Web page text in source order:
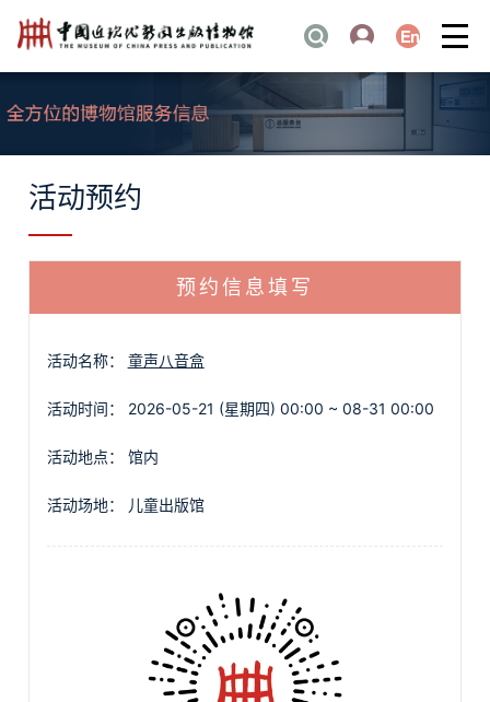
活动预约
预约信息填写
活动名称： 童声八音盒
活动时间： 2026-05-21 (星期四) 00:00 ~ 08-31 00:00
活动地点： 馆内
活动场地： 儿童出版馆